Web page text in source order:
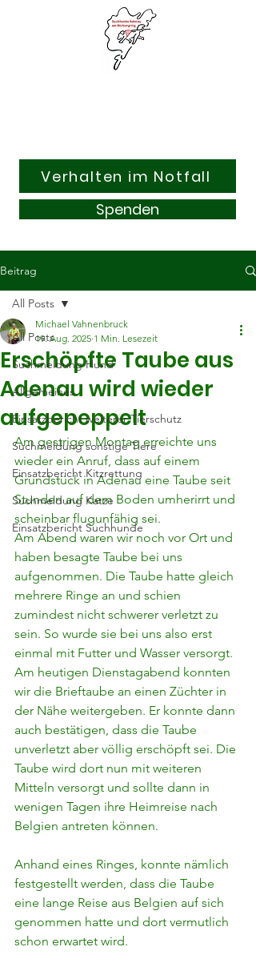
Verhalten im Notfall
Spenden
Beitrag
All Posts
Suchmeldung Hund
Allgemeines
Einsatzbericht weiterer Tierschutz
Suchmeldung sonstige Tiere
Einsatzbericht Kitzrettung
Suchmeldung Katze
Einsatzbericht Suchhunde
All Posts
Erschöpfte Taube aus
Adenau wird wieder
aufgepeppelt
Michael Vahnenbruck
19. Aug. 2025 1 Min. Lesezeit
Am gestrigen Montag erreichte uns
wieder ein Anruf, dass auf einem
Grundstück in Adenau eine Taube seit
Stunden auf dem Boden umherirrt und
scheinbar flugunfähig sei.
Am Abend waren wir noch vor Ort und
haben besagte Taube bei uns
aufgenommen. Die Taube hatte gleich
mehrere Ringe an und schien
zumindest nicht schwerer verletzt zu
sein. So wurde sie bei uns also erst
einmal mit Futter und Wasser versorgt.
Am heutigen Dienstagabend konnten
wir die Brieftaube an einen Züchter in
der Nähe weitergeben. Er konnte dann
auch bestätigen, dass die Taube
unverletzt aber völlig erschöpft sei. Die
Taube wird dort nun mit weiteren
Mitteln versorgt und sollte dann in
wenigen Tagen ihre Heimreise nach
Belgien antreten können.
Anhand eines Ringes, konnte nämlich
festgestellt werden, dass die Taube
eine lange Reise aus Belgien auf sich
genommen hatte und dort vermutlich
schon erwartet wird.